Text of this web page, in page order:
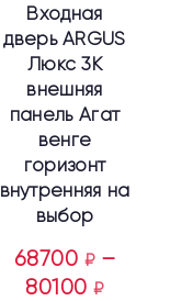
Входная
дверь ARGUS
Люкс 3К
внешняя
панель Агат
венге
горизонт
внутренняя на
выбор
68700 ₽ –
80100₽
на
странице
товара.